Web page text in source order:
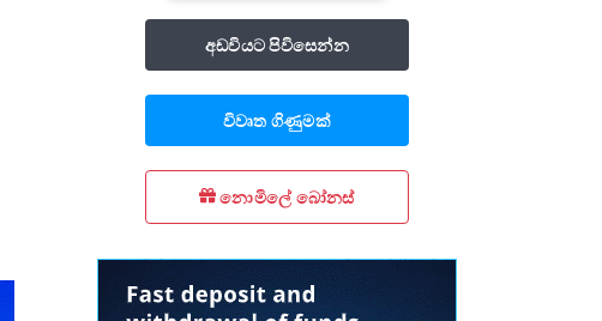
අඩවියට පිවිසෙන්න
විවෘත ගිණුමක්
නොමිලේ බෝනස්